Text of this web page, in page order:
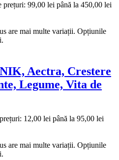
prețuri: 99,00 lei până la 450,00 lei
are mai multe variații. Opțiunile
Aectra, Crestere
Legume, Vita de
12,00 lei până la 95,00 lei
are mai multe variații. Opțiunile